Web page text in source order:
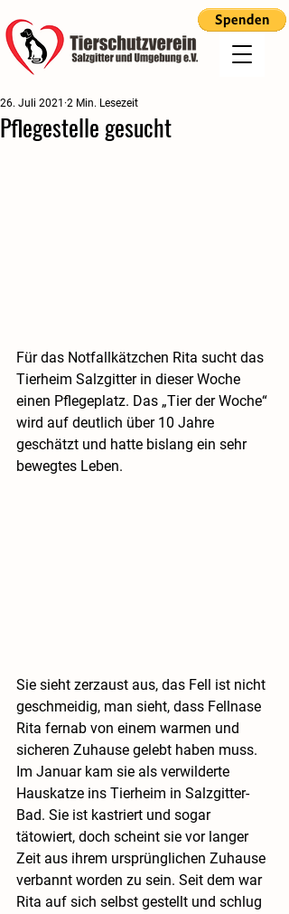
Pflegestelle gesucht
26. Juli 2021 2 Min. Lesezeit
Für das Notfallkätzchen Rita sucht das
Tierheim Salzgitter in dieser Woche
einen Pflegeplatz. Das „Tier der Woche“
wird auf deutlich über 10 Jahre
geschätzt und hatte bislang ein sehr
bewegtes Leben.
Sie sieht zerzaust aus, das Fell ist nicht
geschmeidig, man sieht, dass Fellnase
Rita fernab von einem warmen und
sicheren Zuhause gelebt haben muss.
Im Januar kam sie als verwilderte
Hauskatze ins Tierheim in Salzgitter-
Bad. Sie ist kastriert und sogar
tätowiert, doch scheint sie vor langer
Zeit aus ihrem ursprünglichen Zuhause
verbannt worden zu sein. Seit dem war
Rita auf sich selbst gestellt und schlug